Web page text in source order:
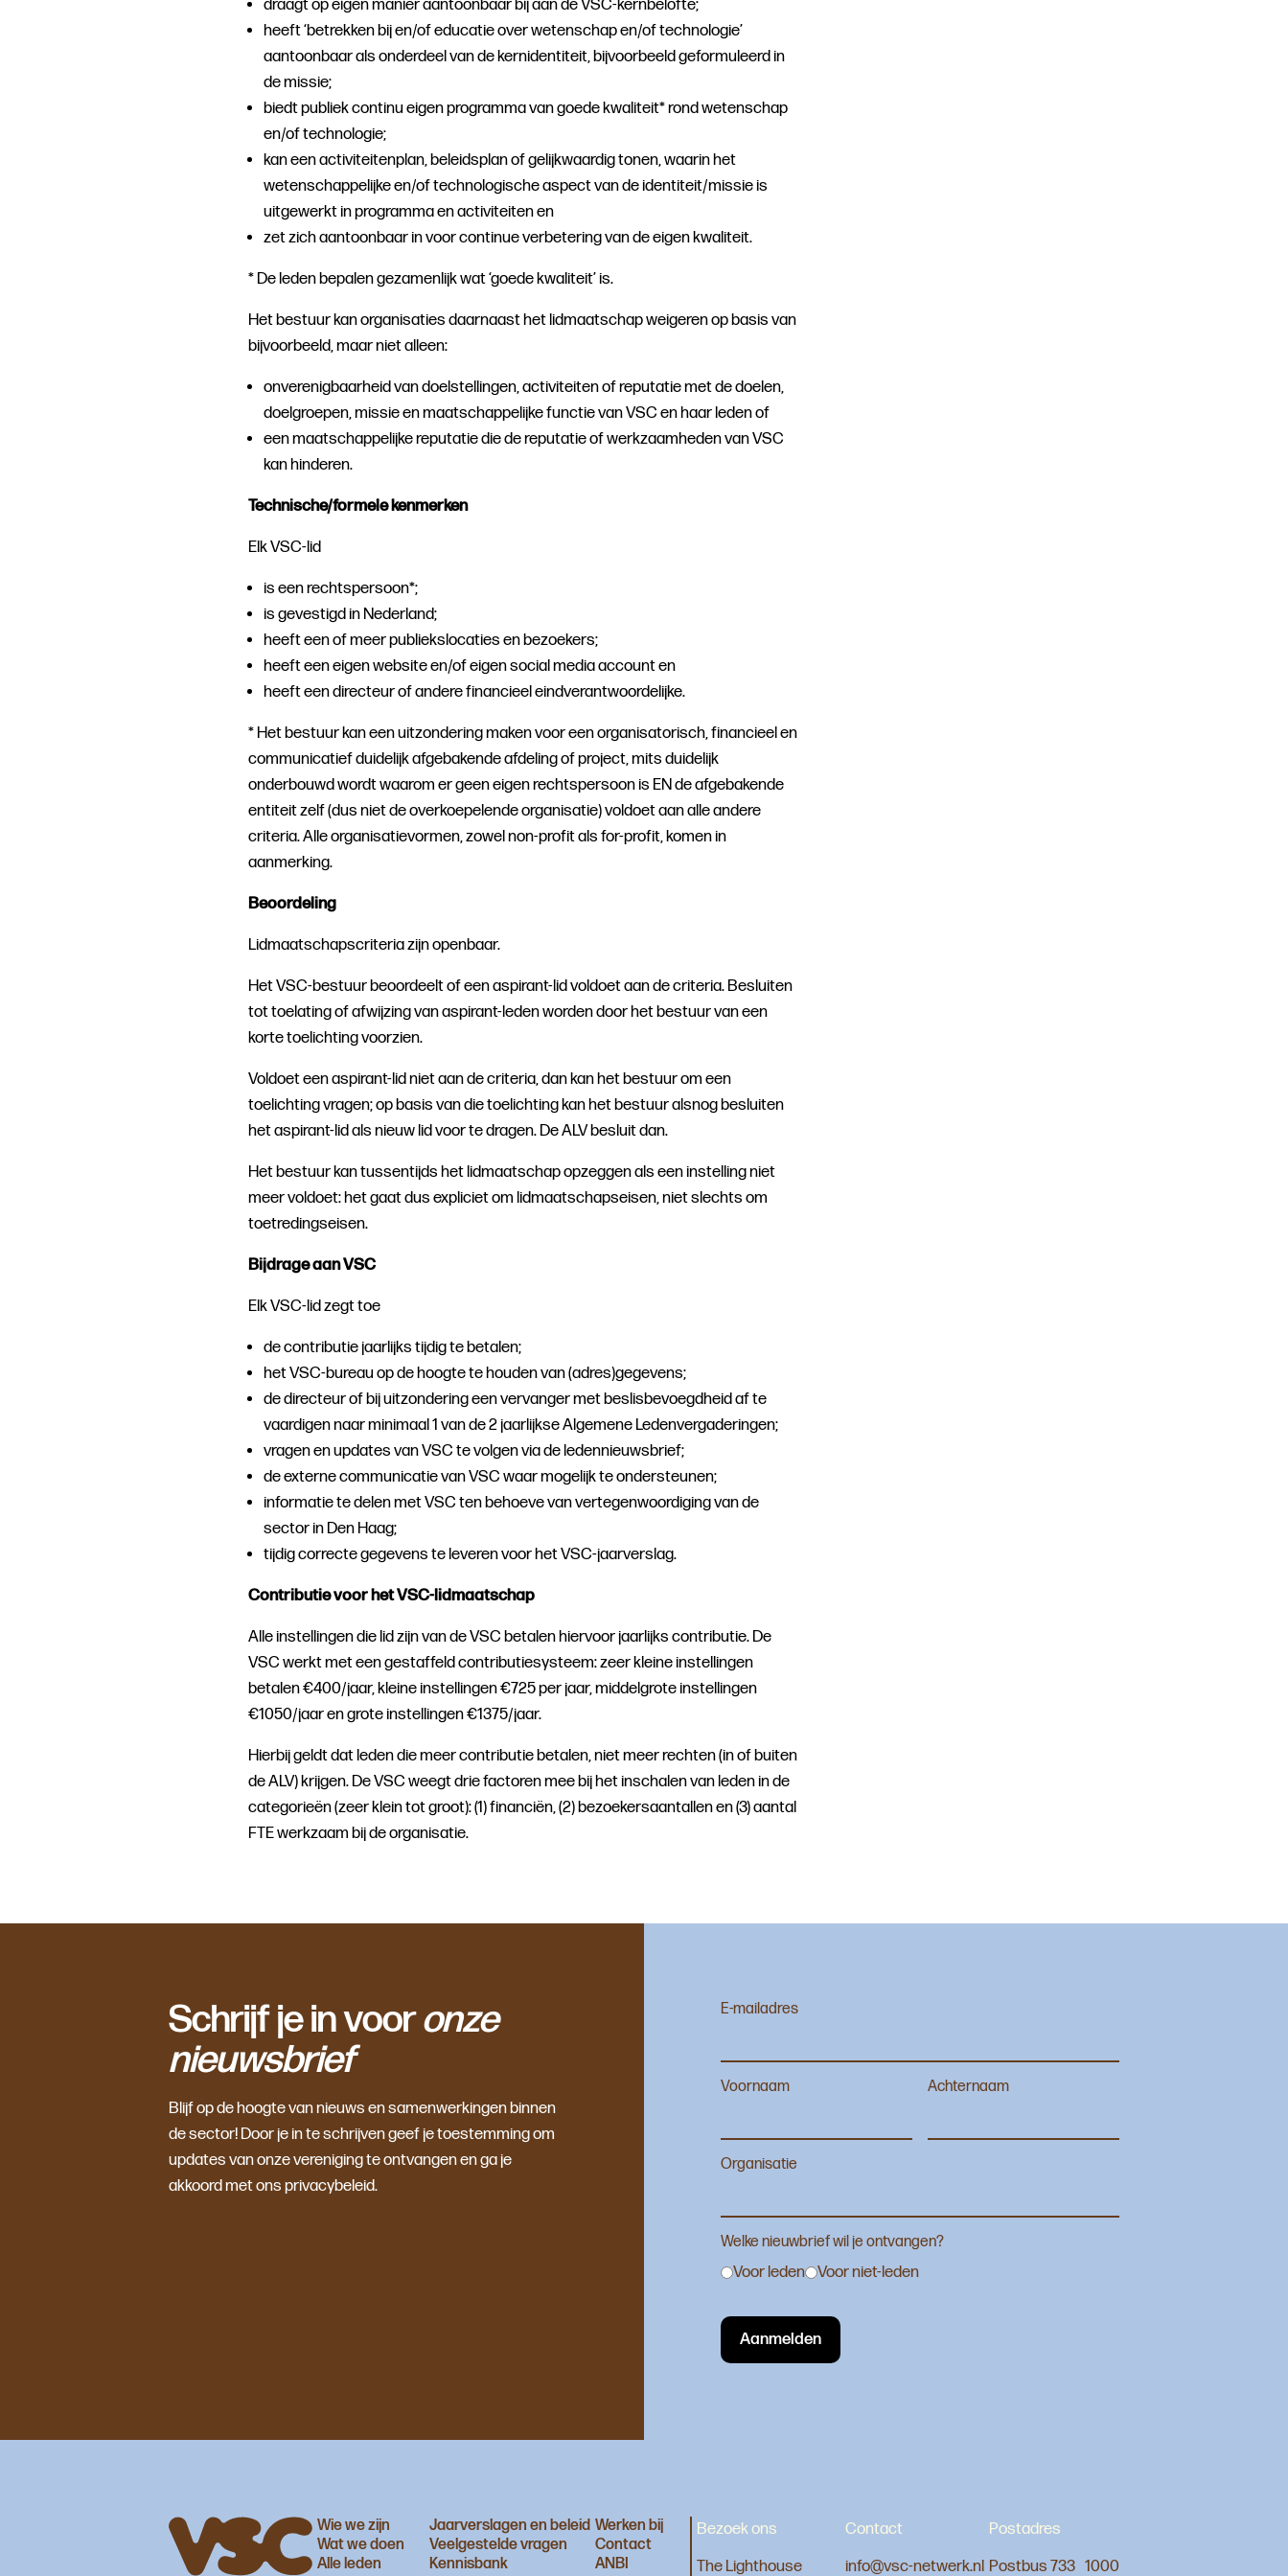
draagt op eigen manier aantoonbaar bij aan de VSC-kernbelofte;
heeft ‘betrekken bij en/of educatie over wetenschap en/of technologie’
aantoonbaar als onderdeel van de kernidentiteit, bijvoorbeeld geformuleerd in
de missie;
biedt publiek continu eigen programma van goede kwaliteit* rond wetenschap
en/of technologie;
kan een activiteitenplan, beleidsplan of gelijkwaardig tonen, waarin het
wetenschappelijke en/of technologische aspect van de identiteit/missie is
uitgewerkt in programma en activiteiten en
zet zich aantoonbaar in voor continue verbetering van de eigen kwaliteit.
* De leden bepalen gezamenlijk wat ‘goede kwaliteit’ is.
Het bestuur kan organisaties daarnaast het lidmaatschap weigeren op basis van
bijvoorbeeld, maar niet alleen:
onverenigbaarheid van doelstellingen, activiteiten of reputatie met de doelen,
doelgroepen, missie en maatschappelijke functie van VSC en haar leden of
een maatschappelijke reputatie die de reputatie of werkzaamheden van VSC
kan hinderen.
Technische/formele kenmerken
Elk VSC-lid
is een rechtspersoon*;
is gevestigd in Nederland;
heeft een of meer publiekslocaties en bezoekers;
heeft een eigen website en/of eigen social media account en
heeft een directeur of andere financieel eindverantwoordelijke.
* Het bestuur kan een uitzondering maken voor een organisatorisch, financieel en
communicatief duidelijk afgebakende afdeling of project, mits duidelijk
onderbouwd wordt waarom er geen eigen rechtspersoon is EN de afgebakende
entiteit zelf (dus niet de overkoepelende organisatie) voldoet aan alle andere
criteria. Alle organisatievormen, zowel non-profit als for-profit, komen in
aanmerking.
Beoordeling
Lidmaatschapscriteria zijn openbaar.
Het VSC-bestuur beoordeelt of een aspirant-lid voldoet aan de criteria. Besluiten
tot toelating of afwijzing van aspirant-leden worden door het bestuur van een
korte toelichting voorzien.
Voldoet een aspirant-lid niet aan de criteria, dan kan het bestuur om een
toelichting vragen; op basis van die toelichting kan het bestuur alsnog besluiten
het aspirant-lid als nieuw lid voor te dragen. De ALV besluit dan.
Het bestuur kan tussentijds het lidmaatschap opzeggen als een instelling niet
meer voldoet: het gaat dus expliciet om lidmaatschapseisen, niet slechts om
toetredingseisen.
Bijdrage aan VSC
Elk VSC-lid zegt toe
de contributie jaarlijks tijdig te betalen;
het VSC-bureau op de hoogte te houden van (adres)gegevens;
de directeur of bij uitzondering een vervanger met beslisbevoegdheid af te
vaardigen naar minimaal 1 van de 2 jaarlijkse Algemene Ledenvergaderingen;
vragen en updates van VSC te volgen via de ledennieuwsbrief;
de externe communicatie van VSC waar mogelijk te ondersteunen;
informatie te delen met VSC ten behoeve van vertegenwoordiging van de
sector in Den Haag;
tijdig correcte gegevens te leveren voor het VSC-jaarverslag.
Contributie voor het VSC-lidmaatschap
Alle instellingen die lid zijn van de VSC betalen hiervoor jaarlijks contributie. De
VSC werkt met een gestaffeld contributiesysteem: zeer kleine instellingen
betalen €400/jaar, kleine instellingen €725 per jaar, middelgrote instellingen
€1050/jaar en grote instellingen €1375/jaar.
Hierbij geldt dat leden die meer contributie betalen, niet meer rechten (in of buiten
de ALV) krijgen. De VSC weegt drie factoren mee bij het inschalen van leden in de
categorieën (zeer klein tot groot): (1) financiën, (2) bezoekersaantallen en (3) aantal
FTE werkzaam bij de organisatie.
Schrijf je in vooronze
nieuwsbrief
Blijf op de hoogte van nieuws en samenwerkingen binnen
de sector! Door je in te schrijven geef je toestemming om
updates van onze vereniging te ontvangen en ga je
akkoord met ons privacybeleid.
E-mailadres
Voornaam Achternaam
Organisatie
Welke nieuwbrief wil je ontvangen?
Voor leden Voor niet-leden
Wie we zijn
Wat we doen
Alle leden
Jaarverslagen en beleid
Veelgestelde vragen
Kennisbank
Werken bij
Contact
ANBI
Bezoek ons
The Lighthouse
Contact
info@vsc-netwerk.nl
Postadres
Postbus 733 1000